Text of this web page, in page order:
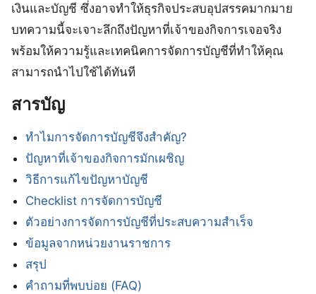
เงินและบัญชี ซึ่งอาจทำให้ธุรกิจประสบอุปสรรคมากมาย
บทความนี้จะเจาะลึกถึงปัญหาที่เจ้าของกิจการเจอจริง
พร้อมให้ความรู้และเทคนิคการจัดการบัญชีที่ทำให้คุณ
สามารถนำไปใช้ได้ทันที
สารบัญ
ทำไมการจัดการบัญชีจึงสำคัญ?
ปัญหาที่เจ้าของกิจการมักเผชิญ
วิธีการแก้ไขปัญหาบัญชี
Checklist การจัดการบัญชี
ตัวอย่างการจัดการบัญชีที่ประสบความสำเร็จ
ข้อมูลจากหน่วยงานราชการ
สรุป
คำถามที่พบบ่อย (FAQ)